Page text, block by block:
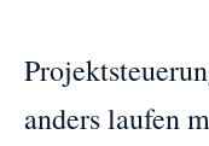
anders laufen